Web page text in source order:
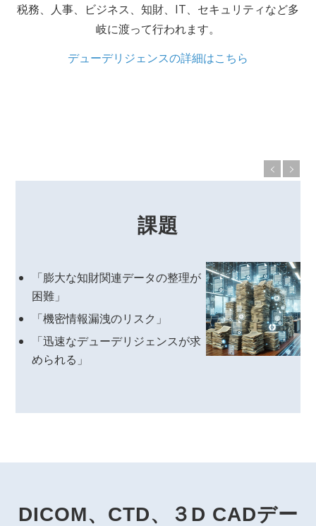
税務、⼈事、ビジネス、知財、IT、セキュリティなど多
岐に渡って⾏われます。
デューデリジェンスの詳細はこちら
課題
「膨大な知財関連データの整理が
困難」
「機密情報漏洩のリスク」
「迅速なデューデリジェンスが求
められる」
DICOM、CTD、３D CADデー